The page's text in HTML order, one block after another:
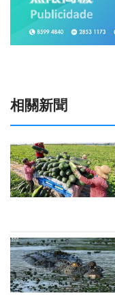
相關新聞